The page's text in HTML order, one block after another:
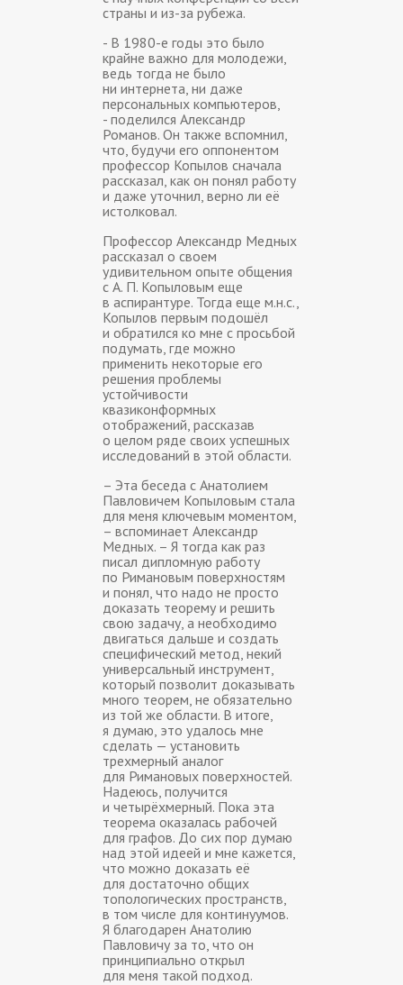
страны и из-за рубежа.
- В 1980-е годы это было
крайне важно для молодежи,
ведь тогда не было
ни интернета, ни даже
персональных компьютеров,
- поделился Александр
Романов. Он также вспомнил,
что, будучи его оппонентом
профессор Копылов сначала
рассказал, как он понял работу
и даже уточнил, верно ли её
истолковал.
Профессор Александр Медных
рассказал о своем
удивительном опыте общения
с А. П. Копыловым еще
в аспирантуре. Тогда еще м.н.с.,
Копылов первым подошёл
и обратился ко мне с просьбой
подумать, где можно
применить некоторые его
решения проблемы
устойчивости
квазиконформных
отображений, рассказав
о целом ряде своих успешных
исследований в этой области.
– Эта беседа с Анатолием
Павловичем Копыловым стала
для меня ключевым моментом,
– вспоминает Александр
Медных. – Я тогда как раз
писал дипломную работу
по Римановым поверхностям
и понял, что надо не просто
доказать теорему и решить
свою задачу, а необходимо
двигаться дальше и создать
специфический метод, некий
универсальный инструмент,
который позволит доказывать
много теорем, не обязательно
из той же области. В итоге,
я думаю, это удалось мне
сделать — установить
трехмерный аналог
для Римановых поверхностей.
Надеюсь, получится
и четырёхмерный. Пока эта
теорема оказалась рабочей
для графов. До сих пор думаю
над этой идеей и мне кажется,
что можно доказать её
для достаточно общих
топологических пространств,
в том числе для континуумов.
Я благодарен Анатолию
Павловичу за то, что он
принципиально открыл
для меня такой подход.